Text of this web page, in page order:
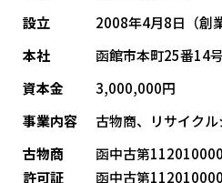
設立
2008年4月8日（創
本社
函館市本町25番14号
資本金
3,000,000円
事業内容
古物商、リサイク
古物商
許可証
函中古第
函中古第